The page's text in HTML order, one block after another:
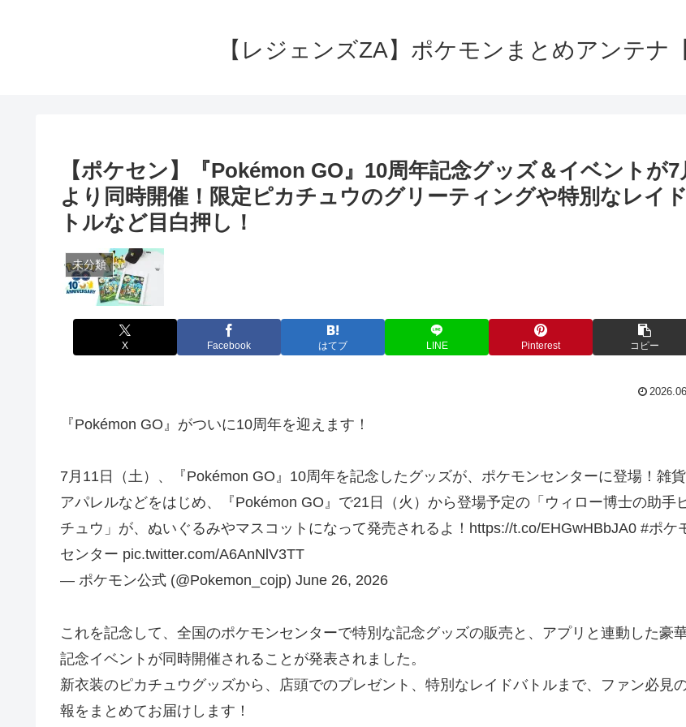
【レジェンズZA】ポケモンまとめアンテナ
【ポケセン】『Pokémon GO』10周年記念グッズ＆イベントが7
より同時開催！限定ピカチュウのグリーティングや特別なレイ
トルなど目白押し！
未分類
X Facebook はてブ LINE Pinterest コピー
『Pokémon GO』がついに10周年を迎えます！
7月11日（土）、『Pokémon GO』10周年を記念したグッズが、ポケモンセンターに登場！雑
アパレルなどをはじめ、『Pokémon GO』で21日（火）から登場予定の「ウィロー博士の助手
チュウ」が、ぬいぐるみやマスコットになって発売されるよ！https://t.co/EHGwHBbJA0 #ポケ
センター pic.twitter.com/A6AnNlV3TT
— ポケモン公式 (@Pokemon_cojp) June 26, 2026
これを記念して、全国のポケモンセンターで特別な記念グッズの販売と、アプリと連動した豪
記念イベントが同時開催されることが発表されました。
新衣装のピカチュウグッズから、店頭でのプレゼント、特別なレイドバトルまで、ファン必見
報をまとめてお届けします！